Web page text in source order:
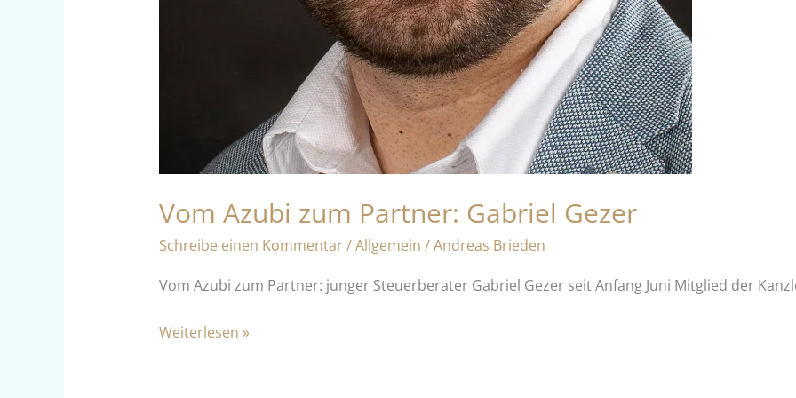
Vom Azubi zum Partner: Gabriel Gezer
Schreibe einen Kommentar/Allgemein /Andreas Brieden
Vom Azubi zum Partner: junger Steuerberater Gabriel Gezer seit Anfang Juni Mitglied der
Weiterlesen »